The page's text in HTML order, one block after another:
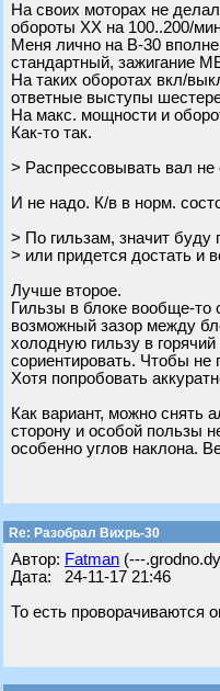
На своих моторах не
обороты ХХ на 100..200/
Меня лично на В-30
стандартный, зажигание
На таких оборотах вкл/
ответные выступы
На макс. мощности и
Как-то так.
> Распрессовывать вал
И не надо. К/в в норм.
> По гильзам, значит буду
> или придется достать и
Лучше второе.
Гильзы в блоке вообще-то
возможный зазор между
холодную гильзу в
сориентировать. Чтобы не
Хотя попробовать
Как вариант, можно снять
сторону и особой пользы
особенно углов наклона.
Re: Разобрал Вихрь-30
Автор: Fatman (---
Дата: 24-11-17 21:46
То есть проворачиваются